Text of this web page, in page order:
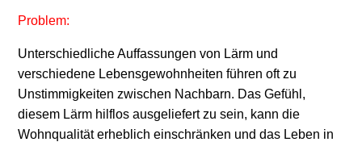
Problem:
Unterschiedliche Auffassungen von Lärm und
verschiedene Lebensgewohnheiten führen oft zu
Unstimmigkeiten zwischen Nachbarn. Das Gefühl,
diesem Lärm hilflos ausgeliefert zu sein, kann die
Wohnqualität erheblich einschränken und das Leben in